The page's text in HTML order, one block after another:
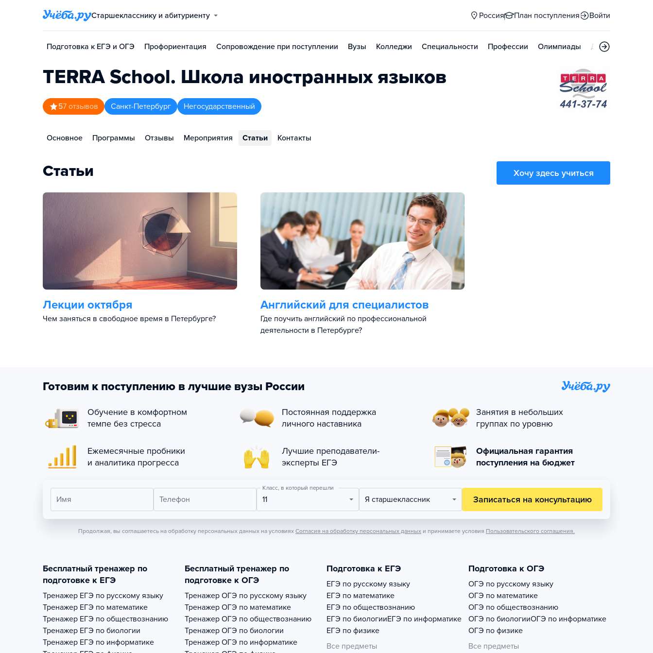
Старшекласснику и абитуриенту Россия План поступления Войти
Подготовка к ЕГЭ и ОГЭ Профориентация Сопровождение при поступлении Вузы Колледжи Специальности Профессии Олимпиады Дни открытых
TERRA School. Школа иностранных языков
57 отзывов Санкт-Петербург Негосударственный
Основное Программы Отзывы Мероприятия Статьи Контакты
Статьи
Лекции октября
Чем заняться в свободное время в Петербурге?
Английский для специалистов
Где поучить английский по профессиональной
деятельности в Петербурге?
Хочу здесь учиться
Готовим к поступлению в лучшие вузы России
Обучение в комфортном
темпе без стресса
Постоянная поддержка
личного наставника
Занятия в небольших
группах по уровню
Ежемесячные пробники
и аналитика прогресса
Лучшие преподаватели-
эксперты ЕГЭ
Официальная гарантия
поступления на бюджет
Имя Телефон
Класс, в который перешли
11 Я старшеклассник Записаться на консультацию
Продолжая, вы соглашаетесь на обработку персональных данных на условиях Согласия на обработку персональных данных и принимаете условия Пользовательского соглашения.
Бесплатный тренажер по
подготовке к ЕГЭ
Тренажер ЕГЭ по русскому языку
Тренажер ЕГЭ по математике
Тренажер ЕГЭ по обществознанию
Тренажер ЕГЭ по биологии
Тренажер ЕГЭ по информатике
Бесплатный тренажер по
подготовке к ОГЭ
Тренажер ОГЭ по русскому языку
Тренажер ОГЭ по математике
Тренажер ОГЭ по обществознанию
Тренажер ОГЭ по биологии
Тренажер ОГЭ по информатике
Подготовка к ЕГЭ
ЕГЭ по русскому языку
ЕГЭ по математике
ЕГЭ по обществознанию
ЕГЭ по биологииЕГЭ по информатике
ЕГЭ по физике
Все предметы
Подготовка к ОГЭ
ОГЭ по русскому языку
ОГЭ по математике
ОГЭ по обществознанию
ОГЭ по биологииОГЭ по информатике
ОГЭ по физике
Все предметы